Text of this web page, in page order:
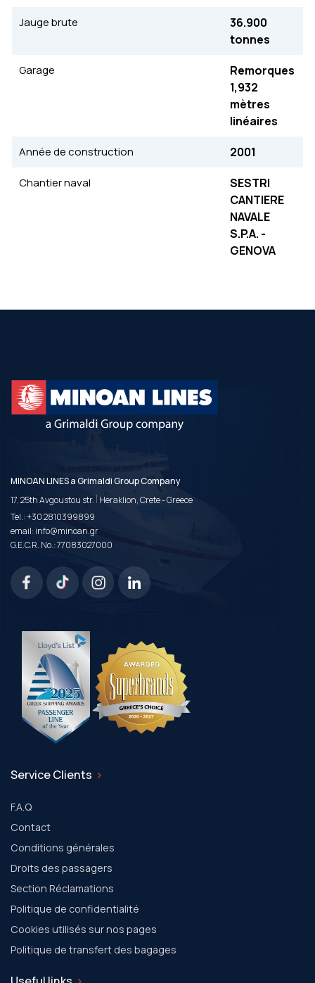
Jauge brute
36.900
tonnes
Garage
Remorques
1,932
mètres
linéaires
Année de construction 2001
Chantier naval
SESTRI
CANTIERE
NAVALE
S.P.A. -
GENOVA
MINOAN LINES a Grimaldi Group Company
17, 25th Avgoustou str. | Heraklion, Crete - Greece
Tel.:+30 2810399899
email:info@minoan.gr
G.E.C.R. No.: 77083027000
Service Clients
F.A.Q
Contact
Conditions générales
Droits des passagers
Section Réclamations
Politique de confidentialité
Cookies utilisés sur nos pages
Politique de transfert des bagages